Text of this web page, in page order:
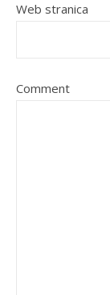
Web stranica
Comment